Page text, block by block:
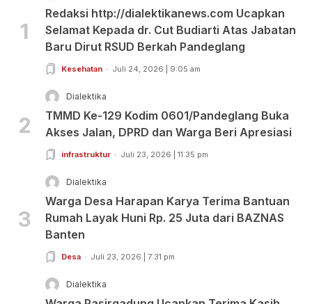
1
Redaksi http://dialektikanews.com Ucapkan
Selamat Kepada dr. Cut Budiarti Atas Jabatan
Baru Dirut RSUD Berkah Pandeglang
Kesehatan Juli 24, 2026 | 9:05 am
2
Dialektika
TMMD Ke-129 Kodim 0601/Pandeglang Buka
Akses Jalan, DPRD dan Warga Beri Apresiasi
infrastruktur Juli 23, 2026 | 11:35 pm
3
Dialektika
Warga Desa Harapan Karya Terima Bantuan
Rumah Layak Huni Rp. 25 Juta dari BAZNAS
Banten
Desa Juli 23, 2026 | 7:31 pm
Dialektika